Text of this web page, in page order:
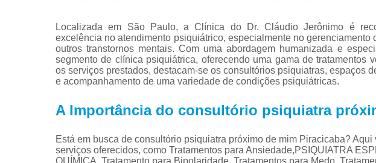
para
transtorno de
estresse
Tratamentos
para
transtorno do
Localizada em São Paulo, a Clínica do Dr. Cláudio Jerônimo é
excelência no atendimento psiquiátrico, especialmente no
outros transtornos mentais. Com uma abordagem humanizada e
segmento de clínica psiquiátrica, oferecendo uma gama de tratamentos
os serviços prestados, destacam-se os consultórios psiquiatras, espaços
e acompanhamento de uma variedade de condições psiquiátricas.
A Importância do consultório psiquiatra
Está em busca de consultório psiquiatra próximo de mim Piracicaba?
serviços oferecidos, como Tratamentos para Ansiedade,PSIQUIATRA
QUÍMICA, Tratamento para Bipolaridade, Tratamentos para Medo,